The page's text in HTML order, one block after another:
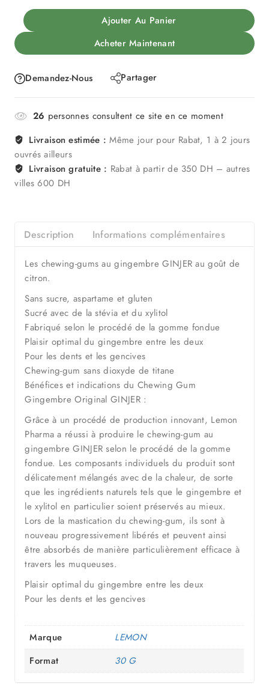
Vente rapide ! Plus de 2 personnes ont dans leur
Ajouter Au Panier
Acheter Maintenant
Demandez-Nous Partager
26 personnes consultent ce site en ce moment
Livraison estimée : Même jour pour Rabat, 1 à 2 jours
ouvrés ailleurs
Livraison gratuite : Rabat à partir de 350 DH – autres
villes 600 DH
Description Informations complémentaires
Les chewing-gums au gingembre GINJER au goût de
citron.
Sans sucre, aspartame et gluten
Sucré avec de la stévia et du xylitol
Fabriqué selon le procédé de la gomme fondue
Plaisir optimal du gingembre entre les deux
Pour les dents et les gencives
Chewing-gum sans dioxyde de titane
Bénéfices et indications du Chewing Gum
Gingembre Original GINJER :
Grâce à un procédé de production innovant, Lemon
Pharma a réussi à produire le chewing-gum au
gingembre GINJER selon le procédé de la gomme
fondue. Les composants individuels du produit sont
délicatement mélangés avec de la chaleur, de sorte
que les ingrédients naturels tels que le gingembre et
le xylitol en particulier soient préservés au mieux.
Lors de la mastication du chewing-gum, ils sont à
nouveau progressivement libérés et peuvent ainsi
être absorbés de manière particulièrement efficace à
travers les muqueuses.
Plaisir optimal du gingembre entre les deux
Pour les dents et les gencives
Marque
LEMON
Format
30 G